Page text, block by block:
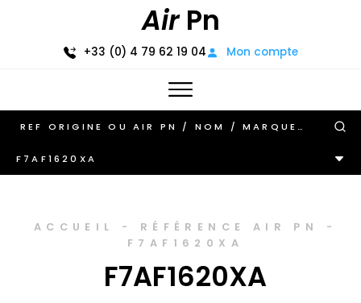
AirPn
+33 (0) 4 79 62 19 04 Mon compte
F7AF1620XA
ACCUEIL - RÉFÉRENCE AIR PN
-
F7AF1620XA
F7AF1620XA